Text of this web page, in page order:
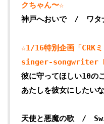
クちゃん〜☆
神戸へおいで / ワタ
☆1/16特別企画「CRK
singer-songwriter
彼に守ってほしい10
あたしを彼女にした
天使と悪魔の歌 /